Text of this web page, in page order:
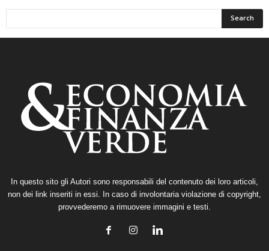
In questo sito gli Autori sono responsabili del contenuto dei loro articoli,
non dei link inseriti in essi. In caso di involontaria violazione di copyright,
provvederemo a rimuovere immagini e testi.